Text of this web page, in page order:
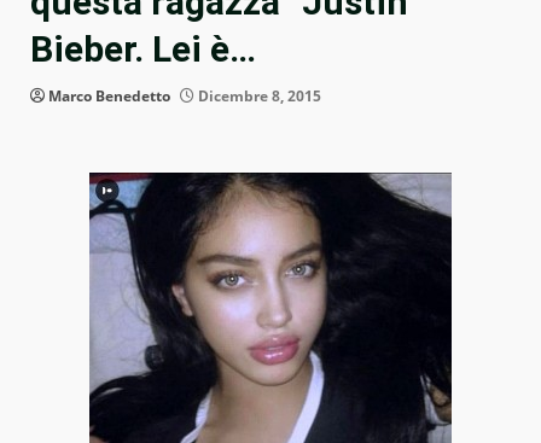
Bieber. Lei è…
Marco Benedetto Dicembre 8, 2015